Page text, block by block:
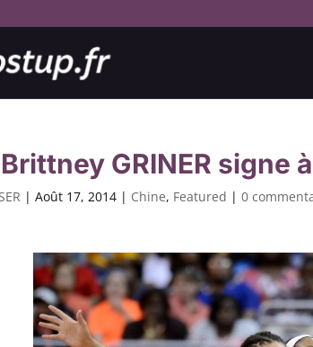
GRINER signe
|Août 17, 2014 | Chine, Featured |0